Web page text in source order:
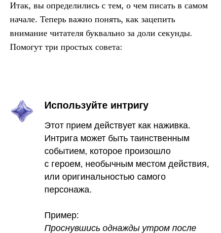
Итак, вы определились с тем, о чем писать в самом
начале. Теперь важно понять, как зацепить
внимание читателя буквально за доли секунды.
Помогут три простых совета:
Используйте интригу
Этот прием действует как наживка.
Интрига может быть таинственным
событием, которое произошло
с героем, необычным местом действия,
или оригинальностью самого
персонажа.
Пример:
Проснувшись однажды утром после